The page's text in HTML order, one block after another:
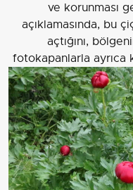
ve korunması
açıklamasında, bu
açtığını,
fotokapanlarla ayrıca